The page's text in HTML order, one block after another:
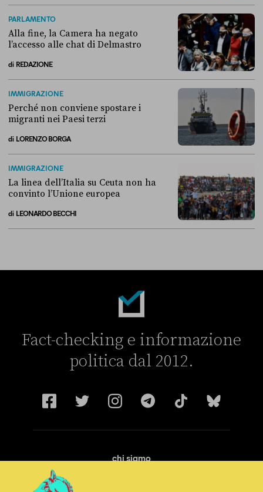
PARLAMENTO
Alla fine, la Camera ha negato
l’accesso alle chat di Delmastro
di REDAZIONE
IMMIGRAZIONE
Perché non conviene spostare i
migranti nei Paesi terzi
di LORENZO BORGA
IMMIGRAZIONE
La linea dell’Italia su Ceuta non ha
convinto l’Unione europea
di LEONARDO BECCHI
Fact-checking e informazione
politica dal 2012.
chi siamo